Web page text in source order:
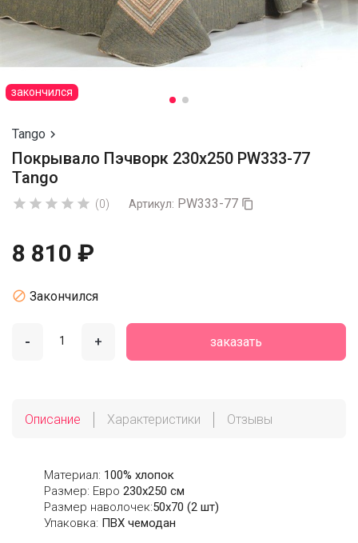
закончился
Tango 
Покрывало Пэчворк 230х250 PW333-77
Tango
     (0) Артикул: PW333-77 
8 810 ₽
 Закончился
- + заказать
Описание Характеристики Отзывы
Материал: 100% хлопок
Размер: Евро 230х250 см
Размер наволочек:50x70 (2 шт)
Упаковка: ПВХ чемодан